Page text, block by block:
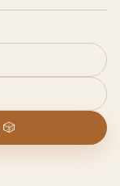
🎲